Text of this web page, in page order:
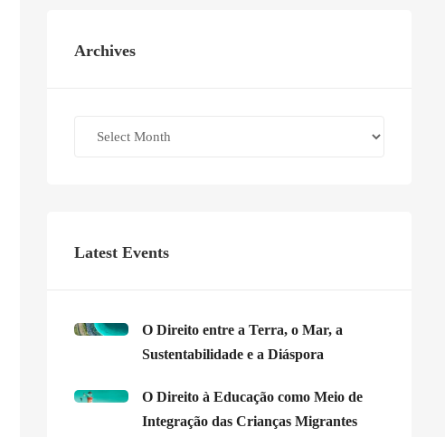
Archives
Latest Events
O Direito entre a Terra, o Mar, a
Sustentabilidade e a Diáspora
O Direito à Educação como Meio de
Integração das Crianças Migrantes